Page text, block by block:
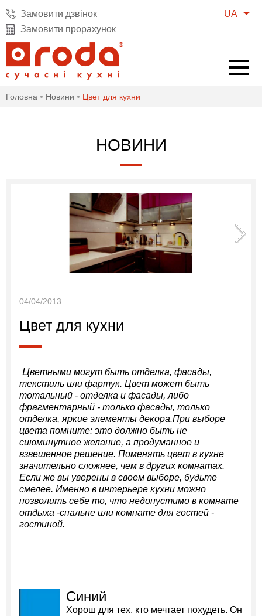
UA
Замовити дзвінок
Замовити прорахунок
Головна Новини Цвет для кухни
НОВИНИ
04/04/2013
Цвет для кухни
Цветными могут быть отделка, фасады,
текстиль или фартук. Цвет может быть
тотальный - отделка и фасады, либо
фрагментарный - только фасады, только
отделка, яркие элементы декора.При выборе
цвета помните: это должно быть не
сиюминутное желание, а продуманное и
взвешенное решение. Поменять цвет в кухне
значительно сложнее, чем в других комнатах.
Если же вы уверены в своем выборе, будьте
смелее. Именно в интерьере кухни можно
позволить себе то, что недопустимо в комнате
отдыха -спальне или комнате для гостей -
гостиной.
Синий
Хорош для тех, кто мечтает похудеть. Он